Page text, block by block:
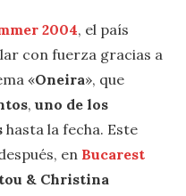
2004, el país
con fuerza gracias a
«Oneira», que
, uno de los
hasta la fecha. Este
en Bucarest
& Christina